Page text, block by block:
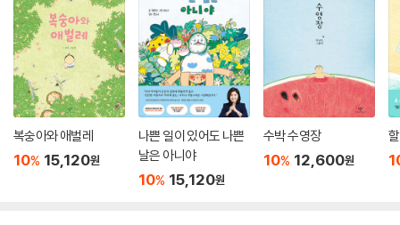
복숭아와 애벌레
10% 15,120원
나쁜 일이 있어도 나쁜
날은 아니야
10% 15,120원
수박 수영장
10% 12,600원